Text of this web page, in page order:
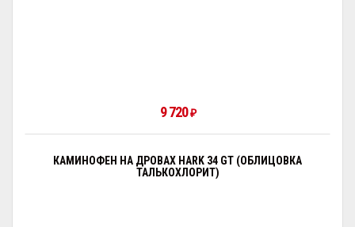
9 720₽
КАМИНОФЕН НА ДРОВАХ HARK 34 GT (ОБЛИЦОВКА
ТАЛЬКОХЛОРИТ)